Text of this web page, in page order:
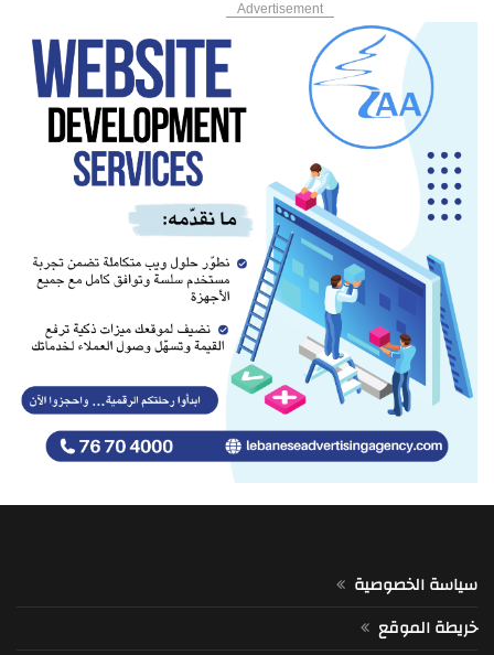
Advertisement
سياسة الخصوصية
خريطة الموقع